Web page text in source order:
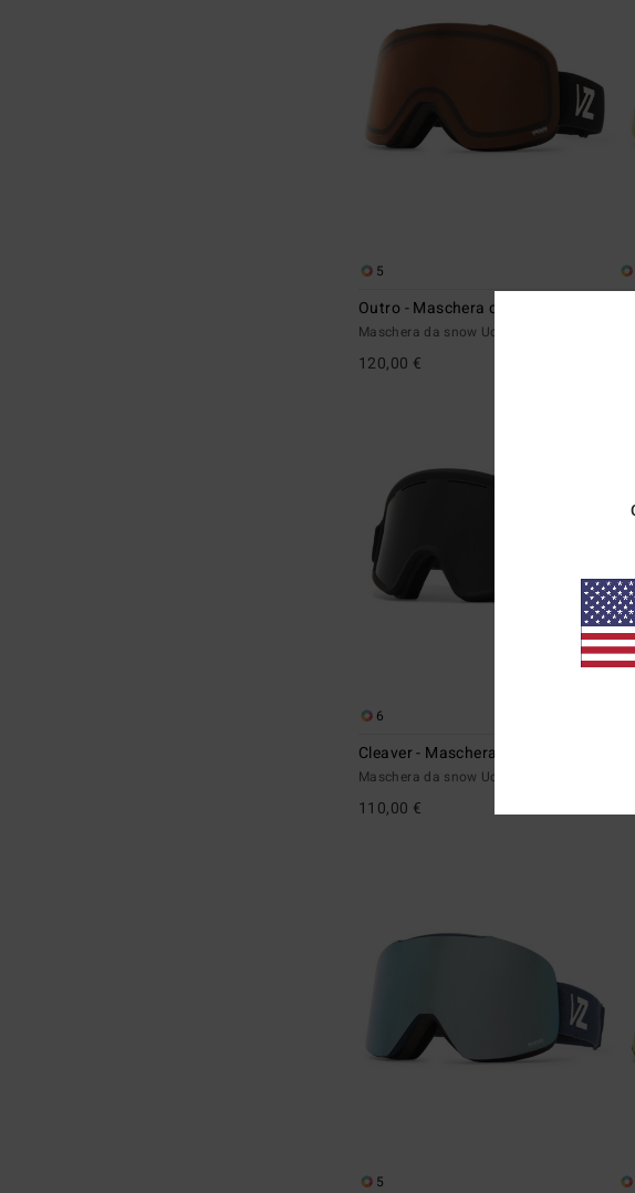
5
Outro - Maschera da snow Unisex
Maschera da snow Uomo
120,00 €
6
Cleaver - Maschera da snow Unisex
Maschera da snow Uomo
110,00 €
5